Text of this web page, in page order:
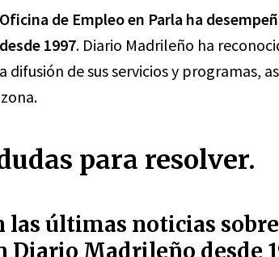
de Empleo en Parla ha
1997. Diario Madrileño ha
difusión de sus servicios y programas,
para resolver.
las últimas noticias
Diario Madrileño desde